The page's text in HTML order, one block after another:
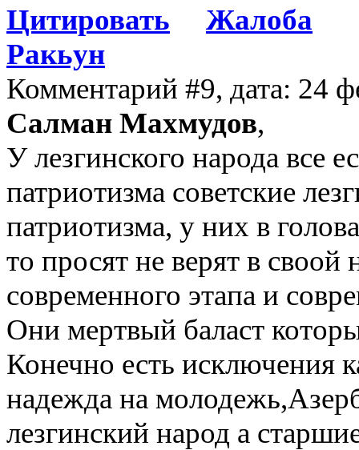
Цитировать
Жалоба
Ракьун
Комментарий #9, дата: 24
Салман Махмудов,
У лезгинского народа все
патриотизма советские
патриотизма, у них в
то просят не верят в
современного этапа и
Они мертвый баласт
Конечно есть исключения
надежда на
лезгинский народ а